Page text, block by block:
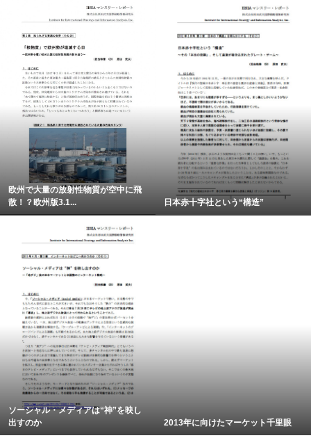
欧州で大量の放射性物質が空中に飛
散！？欧州版3.1...
日本赤十字社という“構造”
ソーシャル・メディアは“神”を映し
出すのか
2013年に向けたマーケット千里眼